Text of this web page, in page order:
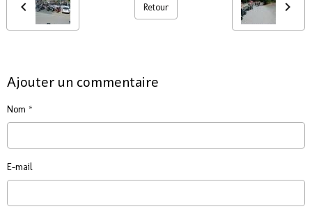
Retour
Ajouter un commentaire
Nom
E-mail